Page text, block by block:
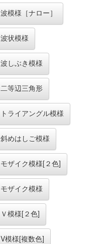
波模様［ナロー］
波状模様
波しぶき模様
二等辺三角形
トライアングル模様
斜めはしご模様
モザイク模様[２色]
モザイク模様
Ｖ模様[２色]
V模様[複数色]